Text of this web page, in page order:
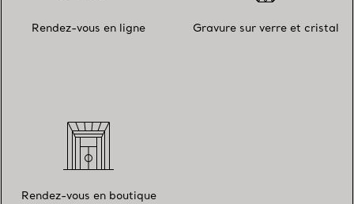
Rendez-vous en ligne Gravure sur verre et cristal
Rendez-vous en boutique